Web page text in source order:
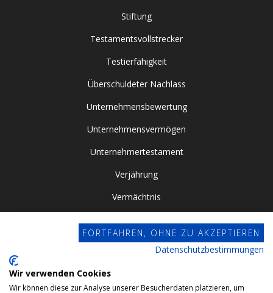
Stiftung
Testamentsvollstrecker
Testierfähigkeit
Überschuldeter Nachlass
Unternehmensbewertung
Unternehmensvermögen
Unternehmertestament
Verjährung
Vermächtnis
Vorsorgevollmacht
FORTFAHREN, OHNE ZU AKZEPTIEREN
Datenschutzbestimmungen
Wir verwenden Cookies
Wir können diese zur Analyse unserer Besucherdaten platzieren, um